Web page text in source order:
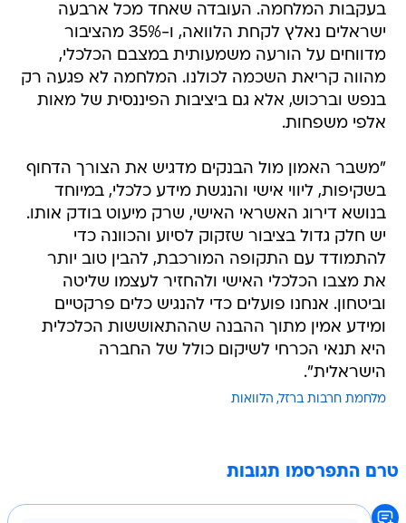
בעקבות המלחמה. העובדה שאחד מכל ארבעה
ישראלים נאלץ לקחת הלוואה, ו-35% מהציבור
מדווחים על הורעה משמעותית במצבם הכלכלי,
מהווה קריאת השכמה לכולנו. המלחמה לא פגעה רק
בנפש וברכוש, אלא גם ביציבות הפיננסית של מאות
אלפי משפחות.
"משבר האמון מול הבנקים מדגיש את הצורך הדחוף
בשקיפות, ליווי אישי והנגשת מידע כלכלי, במיוחד
בנושא דירוג האשראי האישי, שרק מיעוט בודק אותו.
יש חלק גדול בציבור שזקוק לסיוע והכוונה כדי
להתמודד עם התקופה המורכבת, להבין טוב יותר
את מצבו הכלכלי האישי ולהחזיר לעצמו שליטה
וביטחון. אנחנו פועלים כדי להנגיש כלים פרקטיים
ומידע אמין מתוך ההבנה שההתאוששות הכלכלית
היא תנאי הכרחי לשיקום כולל של החברה
הישראלית".
מלחמת חרבות ברזל הלוואות
טרם התפרסמו תגובות